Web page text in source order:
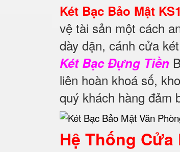
Két Bạc Bảo Mật
vệ tài sản một cách
dày dặn, cánh cửa
Két Bạc Đựng Tiền
liên hoàn khoá số,
quý khách hàng đảm
Hệ Thống Cửa